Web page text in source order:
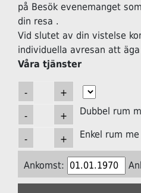
på Besök evenemanget
din resa .
Vid slutet av din vistelse
individuella avresan att
Våra tjänster
Dubbel rum
Enkel rum
Ankomst: